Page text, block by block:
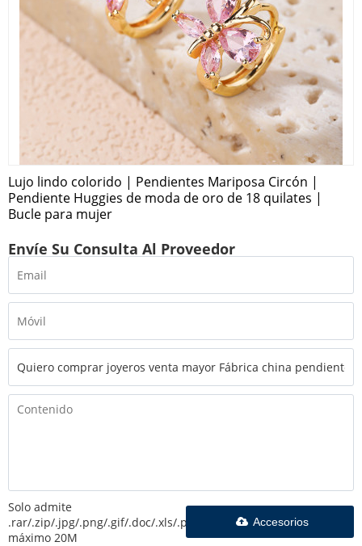
Lujo lindo colorido | Pendientes Mariposa Circón |
Pendiente Huggies de moda de oro de 18 quilates |
Bucle para mujer
Envíe Su Consulta Al Proveedor
Solo admite
.rar/.zip/.jpg/.png/.gif/.doc/.xls/.pdf,
máximo 20M
Accesorios